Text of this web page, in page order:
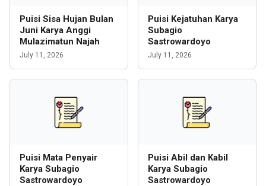
Puisi Sisa Hujan Bulan
Juni Karya Anggi
Mulazimatun Najah
July 11, 2026
Puisi Kejatuhan Karya
Subagio
Sastrowardoyo
July 11, 2026
Puisi Mata Penyair
Karya Subagio
Sastrowardoyo
Puisi Abil dan Kabil
Karya Subagio
Sastrowardoyo